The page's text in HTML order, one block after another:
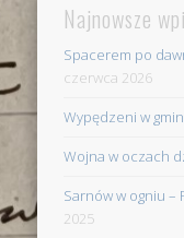
Najnowsze
Spacerem po
czerwca 2026
Wypędzeni w
Wojna w oczach
Sarnów w ogniu –
2025